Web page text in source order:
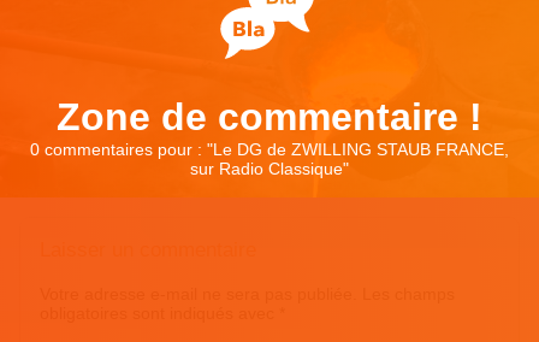
Zone de commentaire !
0 commentaires pour : "Le DG de ZWILLING STAUB FRANCE,
sur Radio Classique"